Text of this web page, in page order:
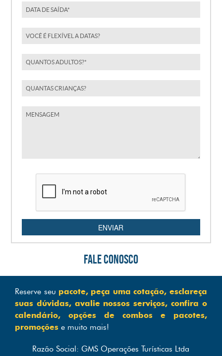
ENVIAR
FALE CONOSCO
Reserve seu pacote, peça uma cotação, esclareça
suas dúvidas, avalie nossos serviços, confira o
calendário, opções de combos e pacotes,
promoções e muito mais!
Razão Social: GMS Operações Turísticas Ltda